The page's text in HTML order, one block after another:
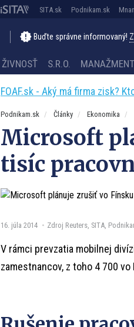
SITA.sk Podnikam.sk
Buďte správne informovaný!
ŽIVNOSŤ S.R.O. MANAŽMENT
FOAF.sk - Aký má firma zisk?
Podnikam.sk Články Ekonomika
Microsoft
tisíc
16. júla 2014 Zdroj Reuters, SITA,
V rámci prevzatia mobilnej
zamestnancov, z toho 4 700 vo